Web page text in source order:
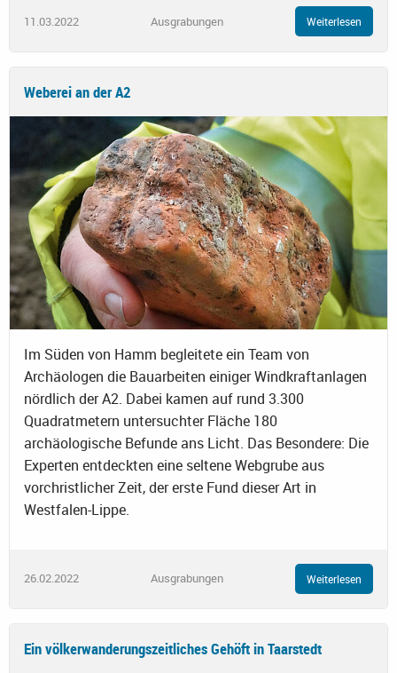
11.03.2022 Ausgrabungen Weiterlesen
Weberei an der A2
Im Süden von Hamm begleitete ein Team von
Archäologen die Bauarbeiten einiger Windkraftanlagen
nördlich der A2. Dabei kamen auf rund 3.300
Quadratmetern untersuchter Fläche 180
archäologische Befunde ans Licht. Das Besondere: Die
Experten entdeckten eine seltene Webgrube aus
vorchristlicher Zeit, der erste Fund dieser Art in
Westfalen-Lippe.
26.02.2022 Ausgrabungen Weiterlesen
Ein völkerwanderungszeitliches Gehöft in Taarstedt